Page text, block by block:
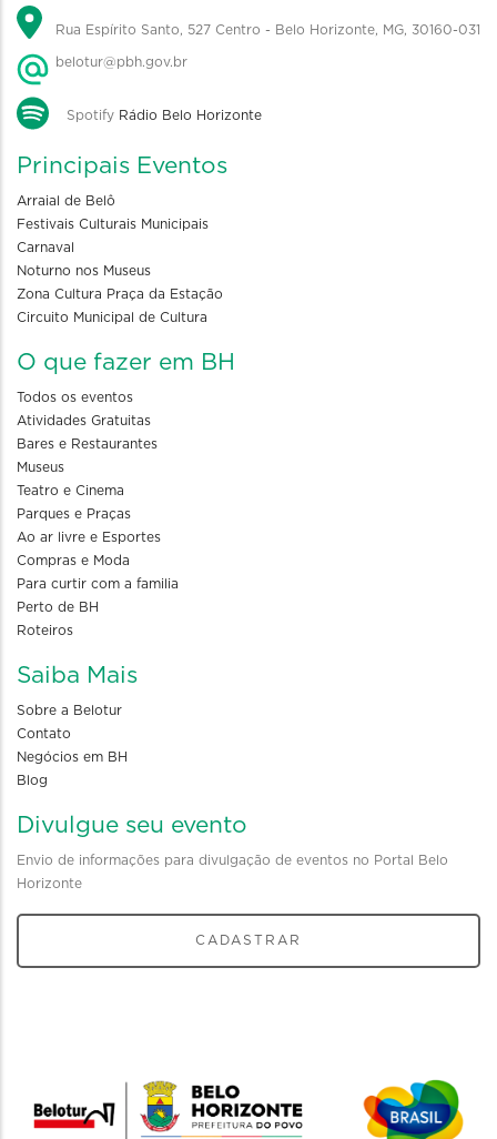
Rua Espírito Santo, 527 Centro - Belo Horizonte, MG, 30160-031
belotur@pbh.gov.br
Spotify Rádio Belo Horizonte
Principais Eventos
Arraial de Belô
Festivais Culturais Municipais
Carnaval
Noturno nos Museus
Zona Cultura Praça da Estação
Circuito Municipal de Cultura
O que fazer em BH
Todos os eventos
Atividades Gratuitas
Bares e Restaurantes
Museus
Teatro e Cinema
Parques e Praças
Ao ar livre e Esportes
Compras e Moda
Para curtir com a familia
Perto de BH
Roteiros
Saiba Mais
Sobre a Belotur
Contato
Negócios em BH
Blog
Divulgue seu evento
Envio de informações para divulgação de eventos no Portal Belo
Horizonte
CADASTRAR